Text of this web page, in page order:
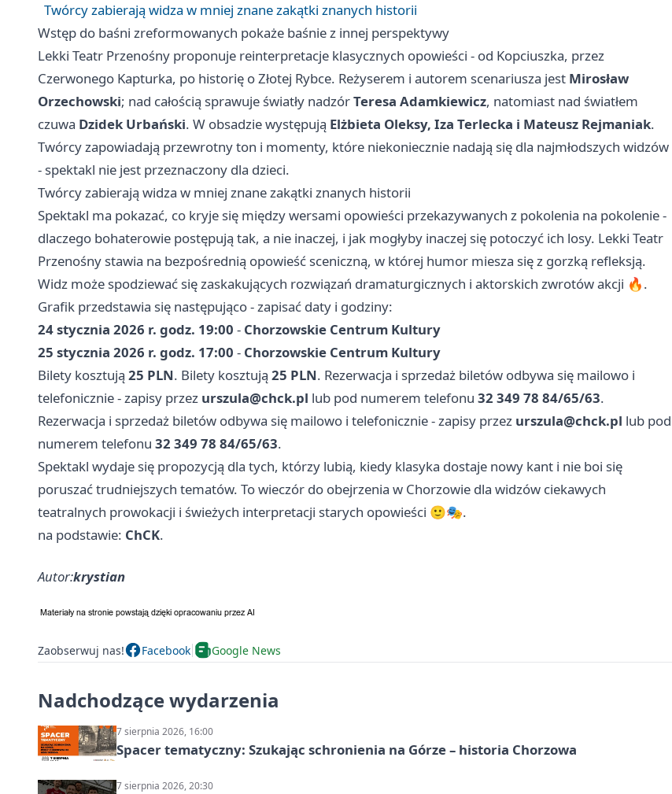
Twórcy zabierają widza w mniej znane zakątki znanych historii
Wstęp do baśni zreformowanych pokaże baśnie z innej perspektywy
Lekki Teatr Przenośny proponuje reinterpretacje klasycznych opowieści - od Kopciuszka, przez
Czerwonego Kapturka, po historię o Złotej Rybce. Reżyserem i autorem scenariusza jest Mirosław
Orzechowski; nad całością sprawuje światły nadzórTeresa Adamkiewicz, natomiast nad światłem
czuwa Dzidek Urbański. W obsadzie występują Elżbieta Oleksy, Iza Terlecka i Mateusz Rejmaniak.
Twórcy zapowiadają przewrotny ton i momenty, które niekoniecznie nadają się dla najmłodszych widzów
- spektakl nie jest przeznaczony dla dzieci.
Twórcy zabierają widza w mniej znane zakątki znanych historii
Spektakl ma pokazać, co kryje się między wersami opowieści przekazywanych z pokolenia na pokolenie -
dlaczego bohaterowie postępują tak, a nie inaczej, i jak mogłyby inaczej się potoczyć ich losy. Lekki Teatr
Przenośny stawia na bezpośrednią opowieść sceniczną, w której humor miesza się z gorzką refleksją.
Widz może spodziewać się zaskakujących rozwiązań dramaturgicznych i aktorskich zwrotów akcji 🔥.
Grafik przedstawia się następująco - zapisać daty i godziny:
24 stycznia 2026 r. godz. 19:00 - Chorzowskie Centrum Kultury
25 stycznia 2026 r. godz. 17:00 - Chorzowskie Centrum Kultury
Bilety kosztują 25 PLN. Bilety kosztują 25 PLN. Rezerwacja i sprzedaż biletów odbywa się mailowo i
telefonicznie - zapisy przez urszula@chck.pl lub pod numerem telefonu 32 349 78 84/65/63.
Rezerwacja i sprzedaż biletów odbywa się mailowo i telefonicznie - zapisy przez urszula@chck.pl lub pod
numerem telefonu 32 349 78 84/65/63.
Spektakl wydaje się propozycją dla tych, którzy lubią, kiedy klasyka dostaje nowy kant i nie boi się
poruszać trudniejszych tematów. To wieczór do obejrzenia w Chorzowie dla widzów ciekawych
teatralnych prowokacji i świeżych interpretacji starych opowieści 🙂🎭.
na podstawie: ChCK.
Autor:krystian
Zaobserwuj nas! Facebook Google News
Nadchodzące wydarzenia
7 sierpnia 2026, 16:00
Spacer tematyczny: Szukając schronienia na Górze – historia Chorzowa
7 sierpnia 2026, 20:30